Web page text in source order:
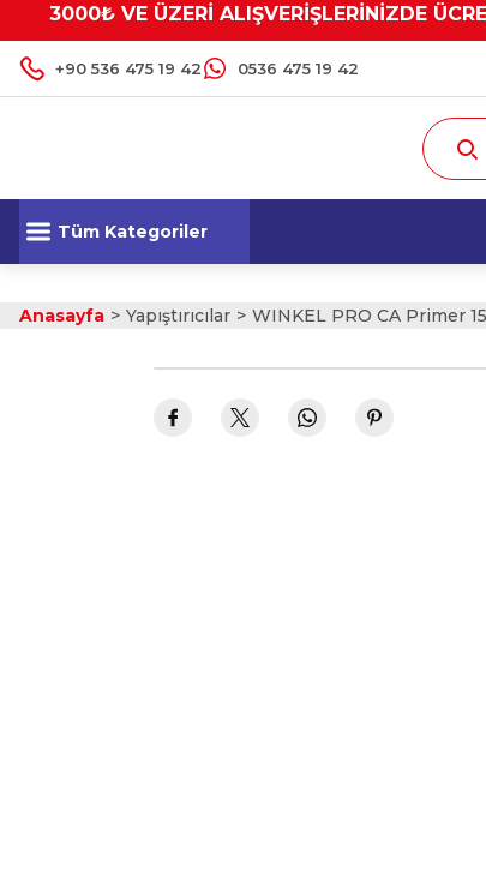
3000₺ VE ÜZERİ ALIŞVERİŞLERİNİZDE
+90 536 475 19 42 0536 475 19 42
Tüm Kategoriler
Anasayfa Yapıştırıcılar WINKEL PRO CA Primer